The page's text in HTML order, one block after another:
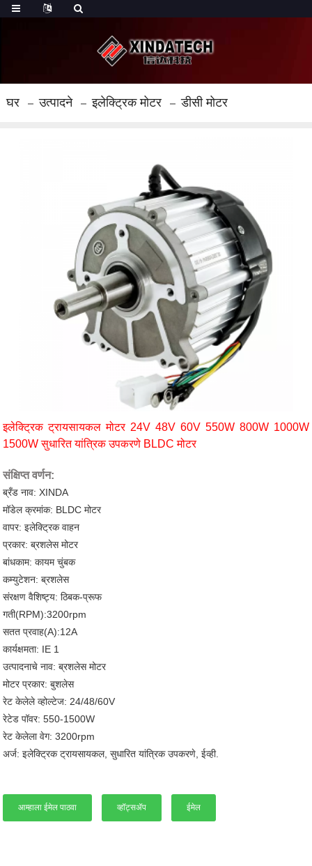
घर उत्पादने इलेक्ट्रिक मोटर डीसी मोटर
इलेक्ट्रिक ट्रायसायकल मोटर 24V 48V 60V 550W 800W 1000W
1500W सुधारित यांत्रिक उपकरणे BLDC मोटर
संक्षिप्त वर्णन:
ब्रँड नाव: XINDA
मॉडेल क्रमांक: BLDC मोटर
वापर: इलेक्ट्रिक वाहन
प्रकार: ब्रशलेस मोटर
बांधकाम: कायम चुंबक
कम्युटेशन: ब्रशलेस
संरक्षण वैशिष्ट्य: ठिबक-प्रूफ
गती(RPM):3200rpm
सतत प्रवाह(A):12A
कार्यक्षमता: IE 1
उत्पादनाचे नाव: ब्रशलेस मोटर
मोटर प्रकार: बुशलेस
रेट केलेले व्होल्टेज: 24/48/60V
रेटेड पॉवर: 550-1500W
रेट केलेला वेग: 3200rpm
अर्ज: इलेक्ट्रिक ट्रायसायकल, सुधारित यांत्रिक उपकरणे, ईव्ही.
आम्हाला ईमेल पाठवा व्हॉट्सॲप ईमेल